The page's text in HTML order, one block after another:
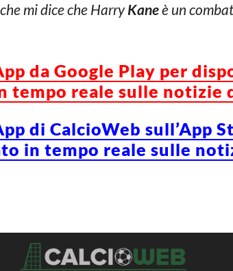
mi dice che HarryKaneè un
da Google Play per
tempo reale sulle notizie
di CalcioWeb sull’App
in tempo reale sulle